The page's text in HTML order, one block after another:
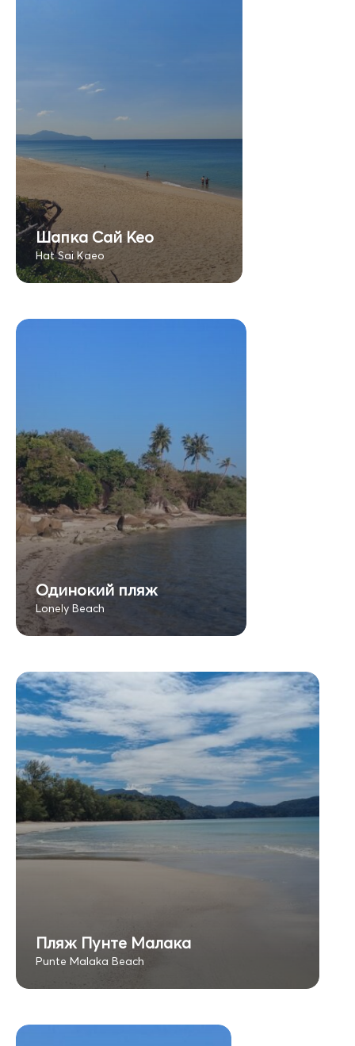
Шапка Сай Кео
Hat Sai Kaeo
Одинокий пляж
Lonely Beach
Пляж Пунте Малака
Punte Malaka Beach